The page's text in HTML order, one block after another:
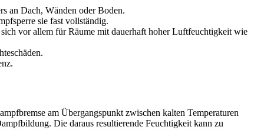
an Dach, Wänden oder Boden.
sie fast vollständig.
vor allem für Räume mit dauerhaft hoher Luftfeuchtigkeit wie
am Übergangspunkt zwischen kalten Temperaturen
Die daraus resultierende Feuchtigkeit kann zu